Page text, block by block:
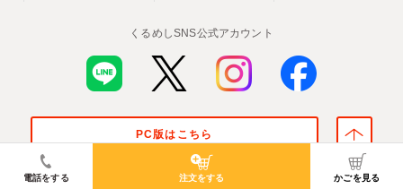
電話をする 注文をする かごを見る
くるめしSNS公式アカウント
PC版はこちら
© Kurumeshi, Inc. All Rights Reserved.